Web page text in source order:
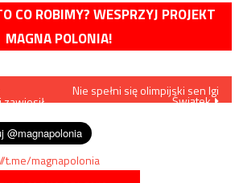
CO ROBIMY? WESPRZYJ PROJEKT
MAGNA POLONIA!
Nie spełni się olimpijski sen Igi
Świątek
t.me/magnapolonia